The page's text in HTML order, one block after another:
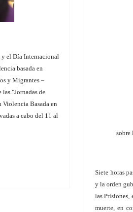
y el Día Internacional
basada en
y Migrantes –
"Jornadas de
Basada en
a cabo del 11 al
sobre
Siete horas
y la orden
las Prisiones,
muerte, en